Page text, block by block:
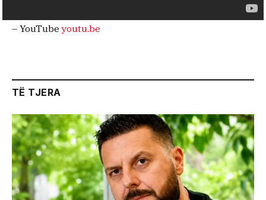
– YouTube youtu.be
TË TJERA